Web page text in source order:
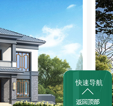
快速导航